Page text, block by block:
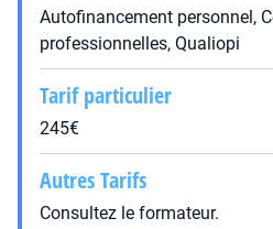
Autofinancement personnel,
professionnelles, Qualiopi
Tarif particulier
245€
Autres Tarifs
Consultez le formateur.